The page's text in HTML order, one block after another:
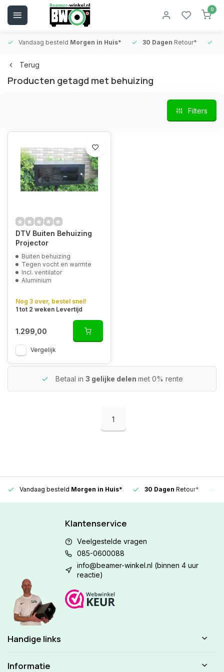
0
Vandaag besteld Morgen in Huis* 30 Dagen Retour*
Terug
Producten getagd met behuizing
Filters
DTV Buiten Behuizing
Projector
Buiten behuizing
Tegen vocht en warmte
Incl. ventilator
Aluminium
Nog 3 over, bestel snel!
1 tot 2 weken Levertijd
1.299,00
Vergelijk
Betaal in 3 gelijke delen met 0% rente
1
Vandaag besteld Morgen in Huis* 30 Dagen Retour*
Klantenservice
Veelgestelde vragen
085-0600088
info@beamer-winkel.nl (binnen 4 uur
reactie)
Handige links
Informatie